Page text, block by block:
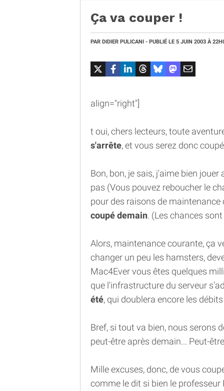
Ça va couper !
PAR DIDIER PULICANI - PUBLIÉ LE 5 JUIN 2003 À
align="right"]
t oui, chers lecteurs, toute
s'arrête, et vous serez donc
Bon, bon, je sais, j'aime bien
pas (Vous pouvez reboucher le
pour des raisons de
coupé demain. (Les chances
Alors, maintenance courante, ça
changer un peu les hamsters,
Mac4Ever vous êtes quelques
que l'infrastructure du serveur
été, qui doublera encore les
Bref, si tout va bien, nous serons
peut-être après demain... Peut-
Mille excuses, donc, de vous
comme le dit si bien le professeur